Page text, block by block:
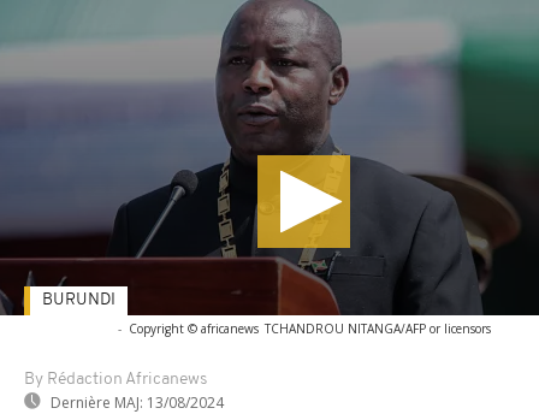
- Copyright © africanews TCHANDROU NITANGA/AFP or licensors
By Rédaction Africanews
Dernière MAJ: 13/08/2024
BURUNDI